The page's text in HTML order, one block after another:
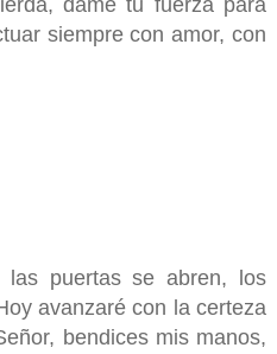
dame tu fuerza para
siempre con amor, con
puertas se abren, los
avanzaré con la certeza
bendices mis manos,